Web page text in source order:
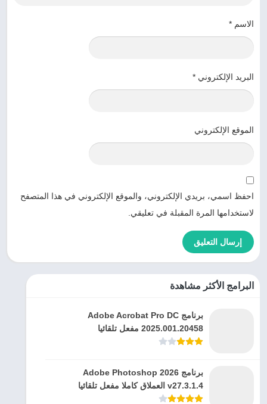
الاسم *
البريد الإلكتروني *
الموقع الإلكتروني
احفظ اسمي، بريدي الإلكتروني، والموقع الإلكتروني في هذا المتصفح
لاستخدامها المرة المقبلة في تعليقي.
البرامج الأكثر مشاهدة
برنامج Adobe Acrobat Pro DC
2025.001.20458 مفعل تلقائيا
برنامج Adobe Photoshop 2026
v27.3.1.4 العملاق كاملا مفعل تلقائيا